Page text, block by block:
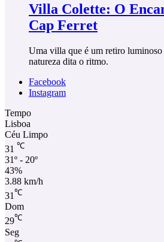
Villa Colette: O
Cap Ferret
Uma villa que é um retiro luminoso
natureza dita o ritmo.
Facebook
Instagram
Tempo
Lisboa
Céu Limpo
31 ℃
31º - 20º
43%
3.88 km/h
31 ℃
Dom
29℃
Seg